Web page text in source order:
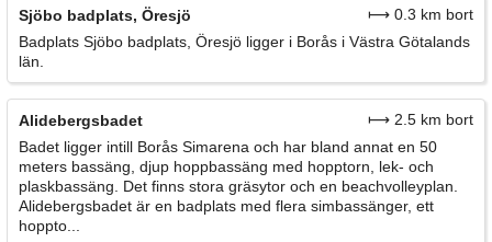
Sjöbo badplats, Öresjö
⟼ 0.3 km bort
Badplats Sjöbo badplats, Öresjö ligger i Borås i Västra Götalands
län.
Alidebergsbadet
⟼ 2.5 km bort
Badet ligger intill Borås Simarena och har bland annat en 50
meters bassäng, djup hoppbassäng med hopptorn, lek- och
plaskbassäng. Det finns stora gräsytor och en beachvolleyplan.
Alidebergsbadet är en badplats med flera simbassänger, ett
hoppto...